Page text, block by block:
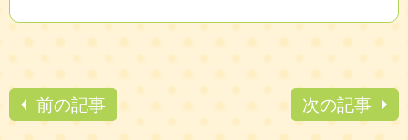
前の記事 次の記事